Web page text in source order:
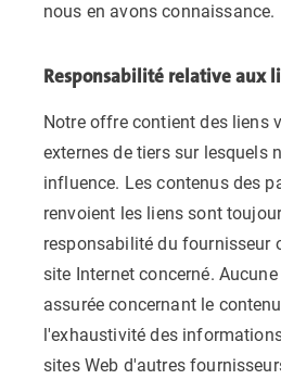
nous en avons connaissance.
Responsabilité relative aux
Notre offre contient des liens
externes de tiers sur lesquels
influence. Les contenus des
renvoient les liens sont
responsabilité du fournisseur
site Internet concerné.
assurée concernant le
l'exhaustivité des
sites Web d'autres